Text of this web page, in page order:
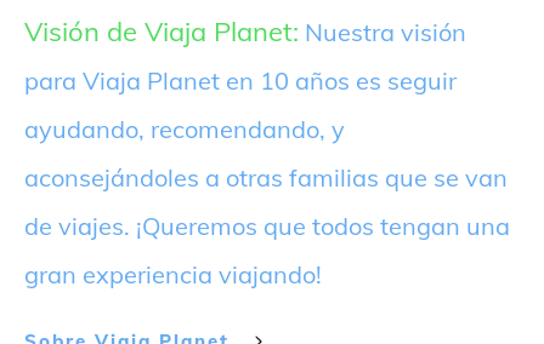
Visión de Viaja Planet: Nuestra visión
para Viaja Planet en 10 años es seguir
ayudando, recomendando, y
aconsejándoles a otras familias que se van
de viajes. ¡Queremos que todos tengan una
gran experiencia viajando!